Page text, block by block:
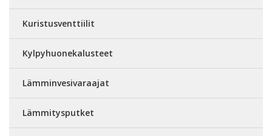
Kuristusventtiilit
Kylpyhuonekalusteet
Lämminvesivaraajat
Lämmitysputket